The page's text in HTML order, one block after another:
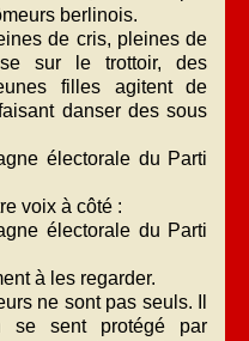
berlinois.
de cris, pleines de
sur le trottoir, des
filles agitent de
danser des sous
électorale du Parti
voix à côté :
électorale du Parti
à les regarder.
ne sont pas seuls. Il
se sent protégé par